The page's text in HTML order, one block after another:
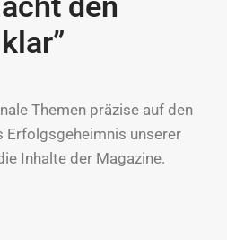
Themen präzise auf den
Erfolgsgeheimnis unserer
Inhalte der Magazine.